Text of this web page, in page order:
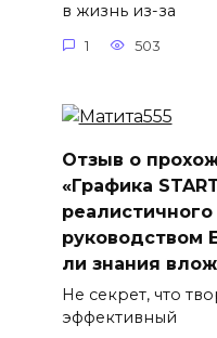
в жизнь из-за
1 503
Отзыв о
«Графика
руководством
ли знания
Не секрет, что
эффективный